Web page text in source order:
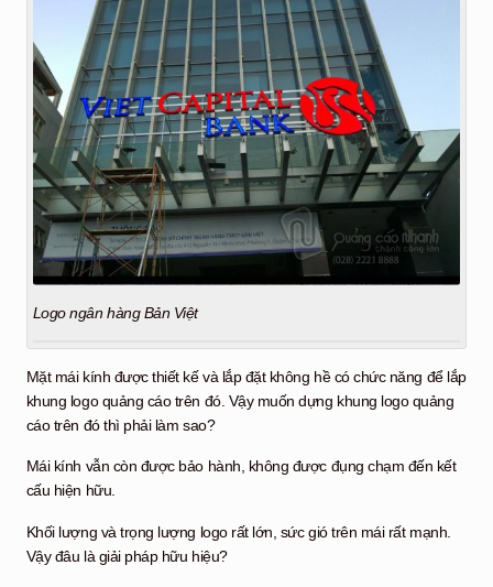
Logo ngân hàng Bản Việt
Mặt mái kính được thiết kế và lắp đặt không hề có chức năng để lắp
khung logo quảng cáo trên đó. Vậy muốn dựng khung logo quảng
cáo trên đó thì phải làm sao?
Mái kính vẫn còn được bảo hành, không được đụng chạm đến kết
cấu hiện hữu.
Khối lượng và trọng lượng logo rất lớn, sức gió trên mái rất mạnh.
Vậy đâu là giải pháp hữu hiệu?